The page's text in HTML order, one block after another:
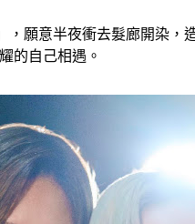
願意半夜衝去髮廊開染
的自己相遇。